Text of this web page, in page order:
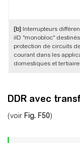
[b] Interrupteurs
iID "monobloc"
protection de circuits
courant dans les
domestiques et
DDR avec
(voir Fig. F50)